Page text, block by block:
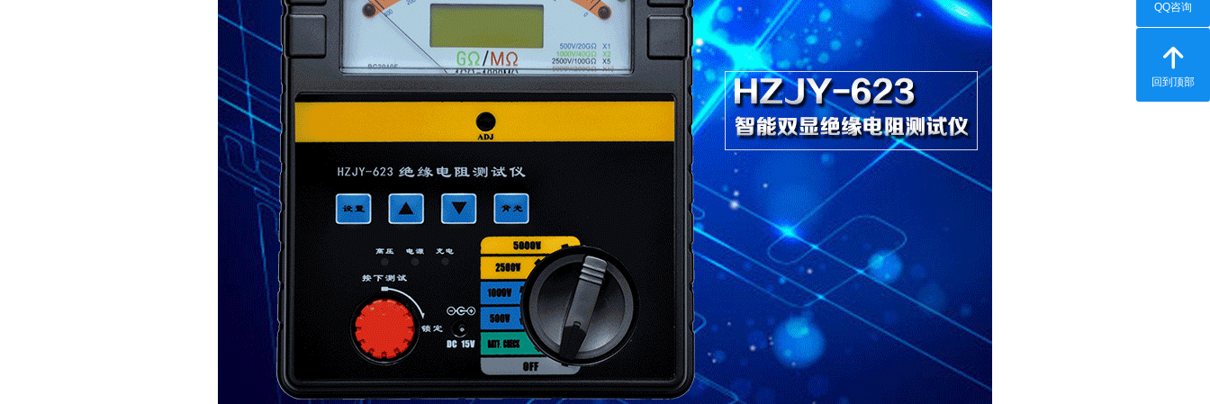
QQ咨询
回到顶部